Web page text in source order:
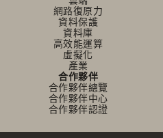
網路復原力
資料保護
資料庫
高效能運算
虛擬化
產業
合作夥伴
合作夥伴總覽
合作夥伴中心
合作夥伴認證